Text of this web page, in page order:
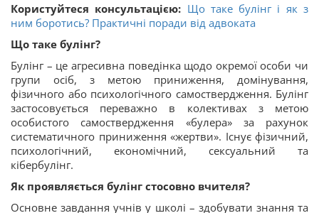
Користуйтеся консультацією: Що таке булінг і як з
ним боротись? Практичні поради від адвоката
Що таке булінг?
Булінг – це агресивна поведінка щодо окремої особи чи
групи осіб, з метою приниження, домінування,
фізичного або психологічного самоствердження. Булінг
застосовується переважно в колективах з метою
особистого самоствердження «булера» за рахунок
систематичного приниження «жертви». Існує фізичний,
психологічний, економічний, сексуальний та
кібербулінг.
Як проявляється булінг стосовно вчителя?
Основне завдання учнів у школі – здобувати знання та